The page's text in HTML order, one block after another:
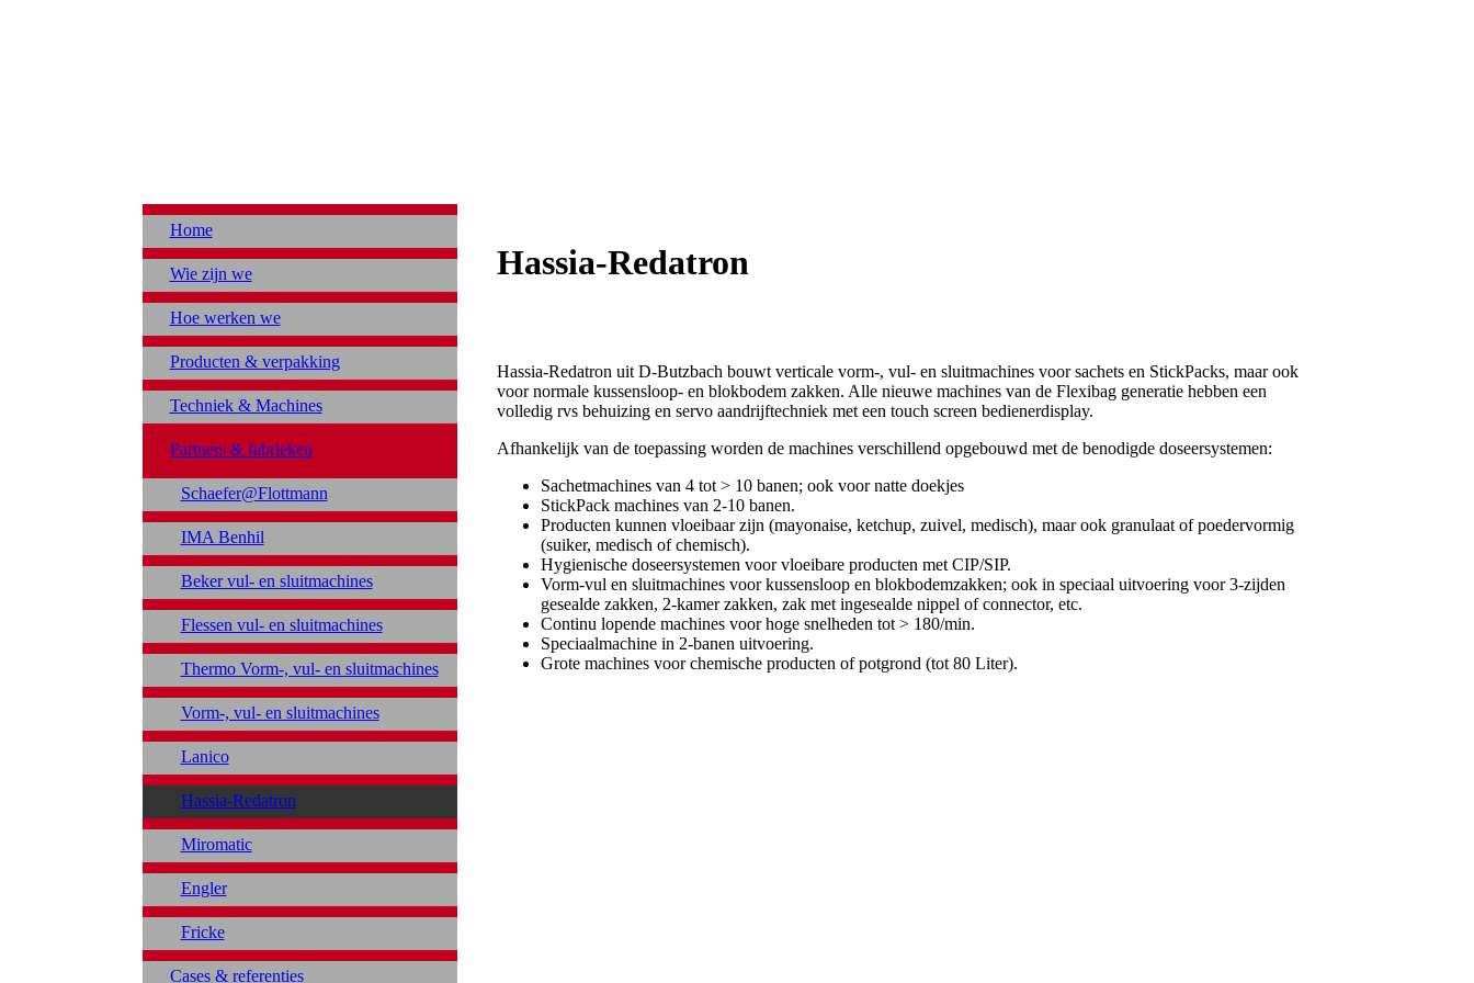
Home
Wie zijn we
Hoe werken we
Producten & verpakking
Techniek & Machines
Partners & fabrieken
Schaefer@Flottmann
IMA Benhil
Beker vul- en sluitmachines
Flessen vul- en sluitmachines
Thermo Vorm-, vul- en sluitmachines
Vorm-, vul- en sluitmachines
Lanico
Hassia-Redatron
Miromatic
Engler
Fricke
Cases & referenties
Hassia-Redatron
Hassia-Redatron uit D-Butzbach bouwt verticale vorm-, vul- en sluitmachines voor sachets en StickPacks, maar ook
voor normale kussensloop- en blokbodem zakken. Alle nieuwe machines van de Flexibag generatie hebben een
volledig rvs behuizing en servo aandrijftechniek met een touch screen bedienerdisplay.
Afhankelijk van de toepassing worden de machines verschillend opgebouwd met de benodigde doseersystemen:
Sachetmachines van 4 tot > 10 banen; ook voor natte doekjes
StickPack machines van 2-10 banen.
Producten kunnen vloeibaar zijn (mayonaise, ketchup, zuivel, medisch), maar ook granulaat of poedervormig
(suiker, medisch of chemisch).
Hygienische doseersystemen voor vloeibare producten met CIP/SIP.
Vorm-vul en sluitmachines voor kussensloop en blokbodemzakken; ook in speciaal uitvoering voor 3-zijden
gesealde zakken, 2-kamer zakken, zak met ingesealde nippel of connector, etc.
Continu lopende machines voor hoge snelheden tot > 180/min.
Speciaalmachine in 2-banen uitvoering.
Grote machines voor chemische producten of potgrond (tot 80 Liter).